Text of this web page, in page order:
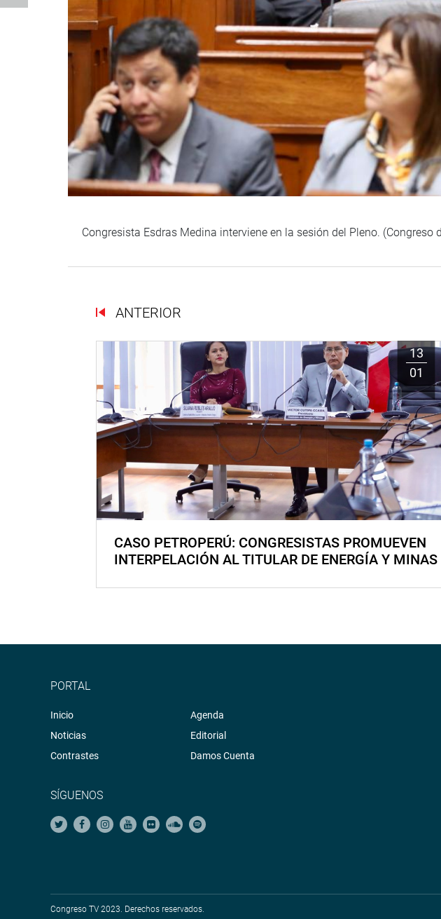
Congresista Esdras Medina interviene en la sesión del Pleno. (Congreso
ANTERIOR
13
01
CASO PETROPERÚ: CONGRESISTAS PROMUEVEN
INTERPELACIÓN AL TITULAR DE ENERGÍA Y MINAS
PORTAL
Inicio
Noticias
Contrastes
Agenda
Editorial
Damos Cuenta
SÍGUENOS
Congreso TV 2023. Derechos reservados.